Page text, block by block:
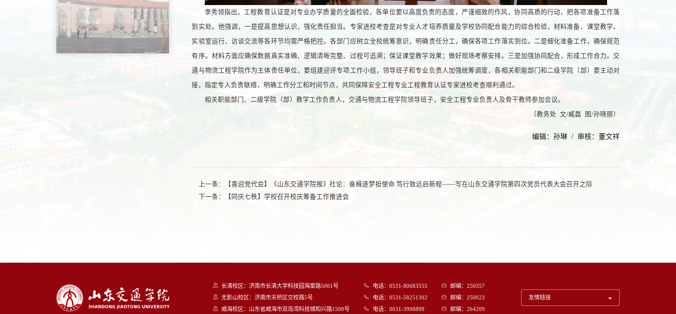
李秀领指出，工程教育认证是对专业办学质量的全面检验，各单位要以高度负责的态度，严谨细致的作风，协同高质的行动，把各项准备工作落
到实处。他强调，一是提高思想认识，强化责任担当。专家进校考查是对专业人才培养质量及学校协同配合能力的综合检验，材料准备、课堂教学、
实验室运行、访谈交流等各环节均需严格把控。各部门应树立全校统筹意识，明确责任分工，确保各项工作落实到位。二是细化准备工作，确保规范
有序。材料方面应确保数据真实准确、逻辑清晰完整、过程可追溯；保证课堂教学效果；做好现场考察安排。三是加强协同配合，形成工作合力。交
通与物流工程学院作为主体责任单位，要组建迎评专项工作小组，领导班子和专业负责人加强统筹调度，各相关职能部门和二级学院（部）要主动对
接，指定专人负责联络，明确工作分工和时间节点，共同保障安全工程专业工程教育认证专家进校考查顺利通过。
相关职能部门、二级学院（部）教学工作负责人，交通与物流工程学院领导班子，安全工程专业负责人及骨干教师参加会议。
（教务处 文/臧磊 图/孙晓丽）
编辑：孙琳 / 审核：董文祥
上一条：
【喜迎党代会】《山东交通学院报》社论：奋楫逐梦担使命 笃行致远启新程——写在山东交通学院第四次党员代表大会召开之际
下一条：
【同庆七秩】学校召开校庆筹备工作推进会
长清校区：济南市长清大学科技园海棠路5001号
无影山校区：济南市天桥区交校路5号
威海校区：山东省威海市双岛湾科技城和兴路1508号
电话：0531-80683555
电话：0531-58251302
电话：0631-3998899
邮编：250357
邮编：250023
邮编：264209
友情链接